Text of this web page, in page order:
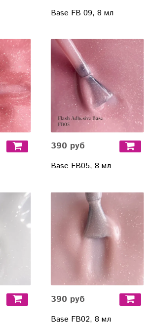
Base FB 09, 8 мл
390 руб
Base FB05, 8 мл
390 руб
Base FB02, 8 мл